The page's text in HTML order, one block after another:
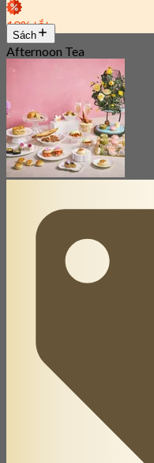
10% tắt
Sách
Afternoon Tea